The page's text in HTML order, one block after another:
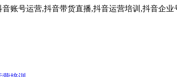
账号运营,抖音带货直播,抖音运营培训,抖音企